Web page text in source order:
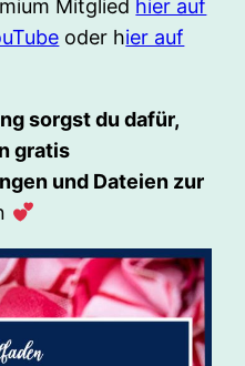
Mitglied hier auf
oder hier auf
sorgst du dafür,
gratis
und Dateien zur